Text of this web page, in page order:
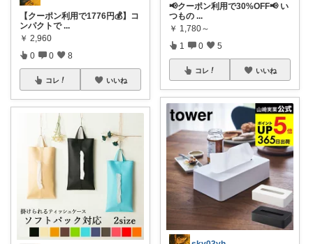
【クーポン利用で1776円💰】コ
ンパクトで ...
￥ 2,960
0 0 8
コレ いいね
📢クーポン利用で30%OFF📢 い
つもの ...
￥ 1,780～
1 0 5
コレ いいね